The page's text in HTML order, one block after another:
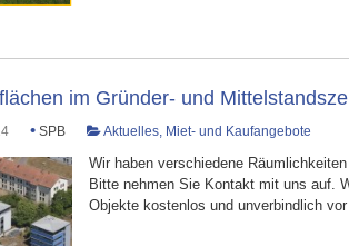
im Gründer- und
• SPB Aktuelles Miet- und Kaufangebote
Wir haben verschiedene
Bitte nehmen Sie Kontakt mit uns auf.
Objekte kostenlos und unverbindlich